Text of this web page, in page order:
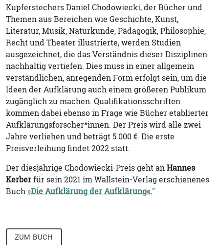
Kupferstechers Daniel Chodowiecki, der Bücher und
Themen aus Bereichen wie Geschichte, Kunst,
Literatur, Musik, Naturkunde, Pädagogik, Philosophie,
Recht und Theater illustrierte, werden Studien
ausgezeichnet, die das Verständnis dieser Disziplinen
nachhaltig vertiefen. Dies muss in einer allgemein
verständlichen, anregenden Form erfolgt sein, um die
Ideen der Aufklärung auch einem größeren Publikum
zugänglich zu machen. Qualifikationsschriften
kommen dabei ebenso in Frage wie Bücher etablierter
Aufklärungsforscher*innen. Der Preis wird alle zwei
Jahre verliehen und beträgt 5.000 €. Die erste
Preisverleihung findet 2022 statt.
Der diesjährige Chodowiecki-Preis geht anHannes
Kerberfür sein 2021 im Wallstein-Verlag erschienenes
Buch »Die Aufklärung der Aufklärung«."
ZUM BUCH